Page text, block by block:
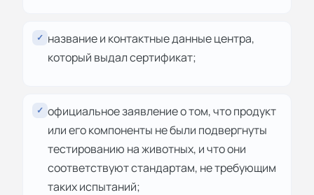
✓ название и контактные данные центра,
который выдал сертификат;
✓ официальное заявление о том, что продукт
или его компоненты не были подвергнуты
тестированию на животных, и что они
соответствуют стандартам, не требующим
таких испытаний;